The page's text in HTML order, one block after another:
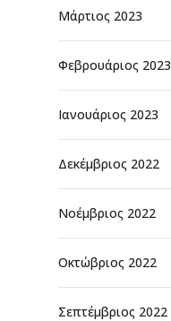
Μάρτιος 2023
Φεβρουάριος 2023
Ιανουάριος 2023
Δεκέμβριος 2022
Νοέμβριος 2022
Οκτώβριος 2022
Σεπτέμβριος 2022